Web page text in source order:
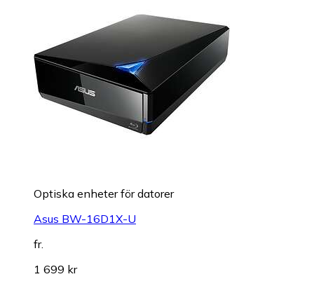
Optiska enheter för datorer
Asus BW-16D1X-U
fr.
1 699 kr